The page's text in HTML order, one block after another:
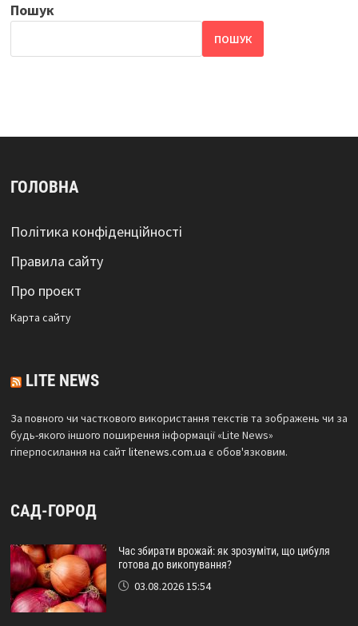
Пошук
ПОШУК
ГОЛОВНА
Політика конфіденційності
Правила сайту
Про проєкт
Карта сайтy
LITE NEWS
За повного чи часткового використання текстів та зображень чи за
будь-якого іншого поширення інформації «Lite News»
гіперпосилання на сайтlitenews.com.ua є обов'язковим.
САД-ГОРОД
Час збирати врожай: як зрозуміти, що цибуля
готова до викопування?
03.08.2026 15:54